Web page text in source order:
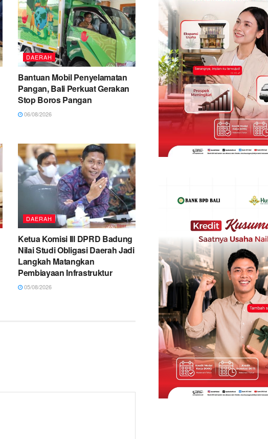
DAERAH
Bantuan Mobil Penyelamatan
Pangan, Bali Perkuat Gerakan
Stop Boros Pangan
06/08/2026
DAERAH
Ketua Komisi III DPRD Badung
Nilai Studi Obligasi Daerah Jadi
Langkah Matangkan
Pembiayaan Infrastruktur
05/08/2026